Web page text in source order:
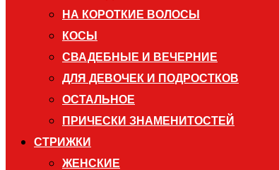
НА КОРОТКИЕ ВОЛОСЫ
КОСЫ
СВАДЕБНЫЕ И ВЕЧЕРНИЕ
ДЛЯ ДЕВОЧЕК И ПОДРОСТКОВ
ОСТАЛЬНОЕ
ПРИЧЕСКИ ЗНАМЕНИТОСТЕЙ
СТРИЖКИ
ЖЕНСКИЕ